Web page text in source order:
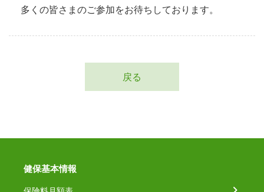
多くの皆さまのご参加をお待ちしております。
戻る
健保基本情報